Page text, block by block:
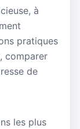
à
pratiques
comparer
de
les plus